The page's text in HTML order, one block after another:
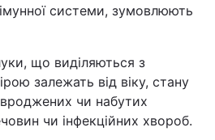
системи, зумовлюють
що виділяються з
залежать від віку, стану
вроджених чи набутих
чи інфекційних хвороб.